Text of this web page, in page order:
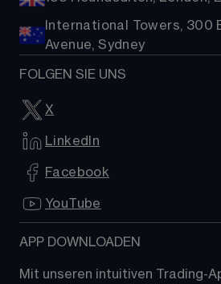
International Towers, 300
Avenue, Sydney
FOLGEN SIE UNS
X
LinkedIn
Facebook
YouTube
APP DOWNLOADEN
Mit unseren intuitiven Trading-